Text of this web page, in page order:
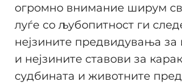
огромно внимание ширум
луѓе со љубопитност ги
нејзините предвидувања за
и нејзините ставови за
судбината и животните